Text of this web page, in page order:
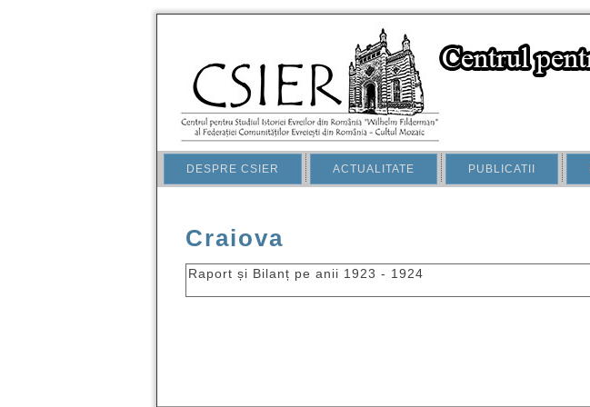
DESPRE CSIER ACTUALITATE PUBLICATII
Craiova
Raport și Bilanț pe anii 1923 - 1924